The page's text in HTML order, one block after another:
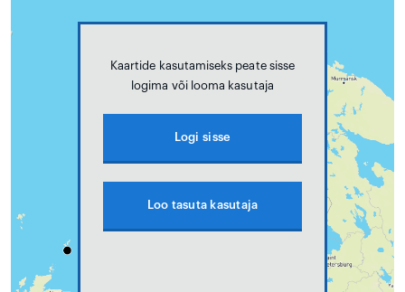
Kaartide kasutamiseks peate sisse
logima või looma kasutaja
Logi sisse
Loo tasuta kasutaja